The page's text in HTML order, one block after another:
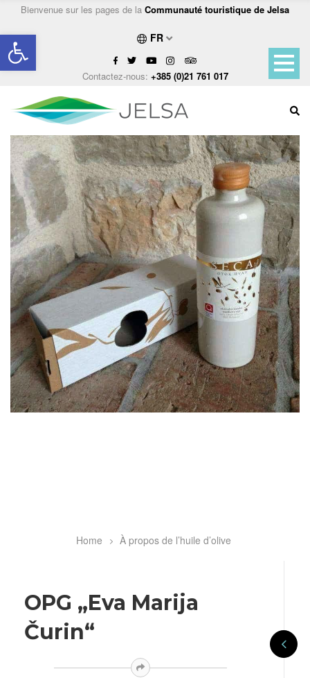
Ouvrir la barre d’outils
Bienvenue sur les pages de la Communauté touristique de Jelsa
FR
Contactez-nous: +385 (0)21 761 017
Breadcrumb
Home À propos de l’huile d’olive
OPG „Eva Marija
Čurin“